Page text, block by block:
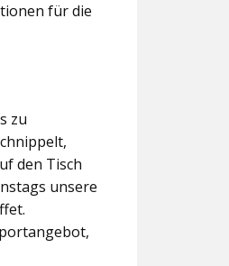
für die
zu
den Tisch
unsere